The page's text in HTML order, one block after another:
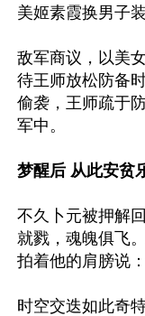
美姬素霞换男子
敌军商议，以美
待王师放松防备
偷袭，王师疏于
军中。
梦醒后 从此安贫
不久卜元被押解
就戮，魂魄俱飞
拍着他的肩膀说
时空交迭如此奇